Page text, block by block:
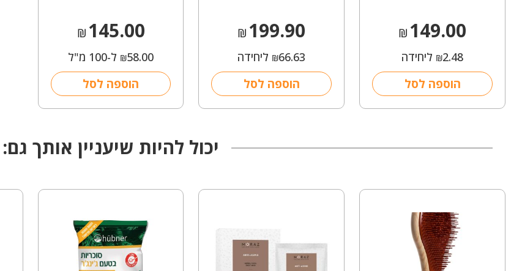
₪ 149.00
₪2.48 ליחידה
הוספה לסל
₪ 199.90
₪66.63 ליחידה
הוספה לסל
₪ 145.00
₪58.00 ל-100 מ"ל
הוספה לסל
יכול להיות שיעניין אותך גם: